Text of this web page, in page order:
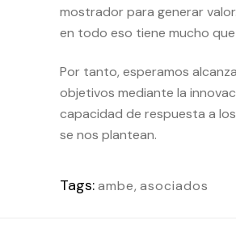
mostrador para generar
en todo eso tiene mucho
Por tanto, esperamos
objetivos mediante la
capacidad de respuesta a
se nos plantean.
Tags:ambe, asociados